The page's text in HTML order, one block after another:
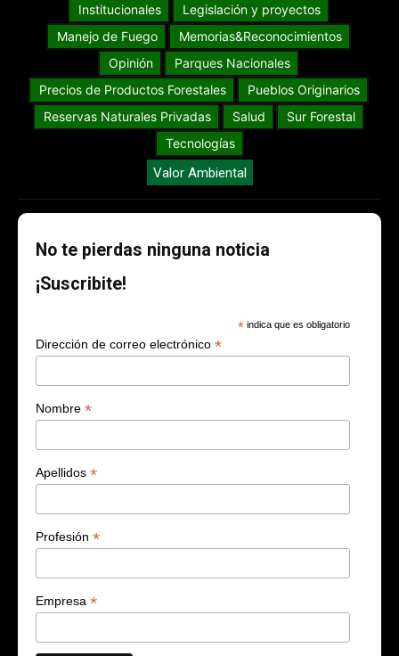
Institucionales
Legislación y proyectos
Manejo de Fuego
Memorias&Reconocimientos
Opinión
Parques Nacionales
Precios de Productos Forestales
Pueblos Originarios
Reservas Naturales Privadas
Salud
Sur Forestal
Tecnologías
Valor Ambiental
No te pierdas ninguna noticia
¡Suscribite!
* indica que es obligatorio
Dirección de correo electrónico *
Nombre *
Apellidos *
Profesión *
Empresa *